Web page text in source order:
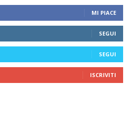
MI PIACE
SEGUI
SEGUI
ISCRIVITI